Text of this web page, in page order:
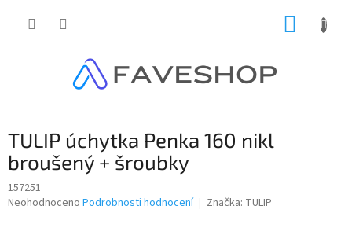
TULIP úchytka Penka 160 nikl
broušený + šroubky
157251
Průměrné
Neohodnoceno Podrobnosti hodnocení Značka: TULIP